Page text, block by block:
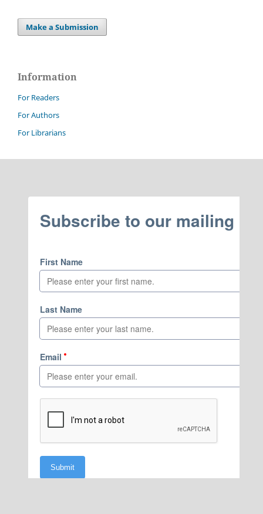
Make a Submission
Information
For Readers
For Authors
For Librarians